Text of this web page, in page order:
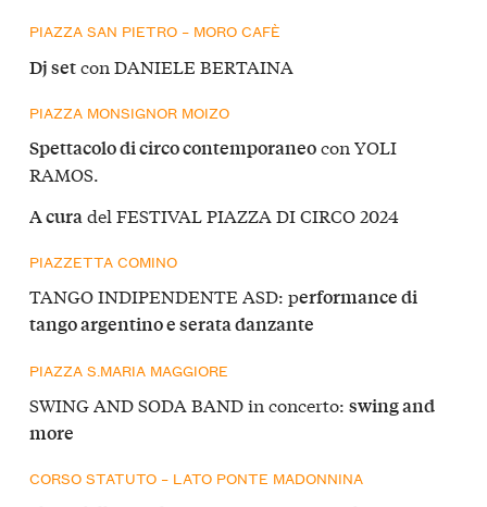
PIAZZA SAN PIETRO – MORO CAFÈ
Dj setcon DANIELE BERTAINA
PIAZZA MONSIGNOR MOIZO
Spettacolo di circo contemporaneocon YOLI
RAMOS.
A curadel FESTIVAL PIAZZA DI CIRCO 2024
PIAZZETTA COMINO
TANGO INDIPENDENTE ASD: performance di
tango argentino e serata danzante
PIAZZA S.MARIA MAGGIORE
SWING AND SODA BAND in concerto: swing and
more
CORSO STATUTO – LATO PONTE MADONNINA